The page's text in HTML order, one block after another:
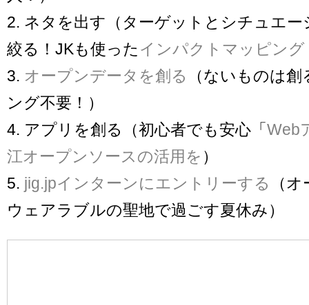
2. ネタを出す（ターゲットとシチュエ
絞る！JKも使った インパクトマッピング
3. オープンデータを創る
（ないものは
ング不要！）
4. アプリを創る（初心者でも安心「Web
江オープンソースの活用を ）
5. jig.jpインターンにエントリーする
（
ウェアラブルの聖地で過ごす夏休み）